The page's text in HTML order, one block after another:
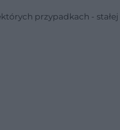
przypadkach - stałej